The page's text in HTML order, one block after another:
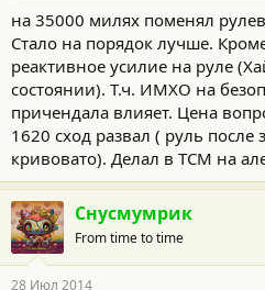
ы
л
а
на 35000 милях поменял
Стало на порядок лучше.
реактивное усилие на руле
состоянии). Т.ч. ИМХО на
причендала влияет. Цена
1620 сход развал ( руль после
кривовато). Делал в ТСМ на
Снусмумрик
From time to time
28 Июл 2014